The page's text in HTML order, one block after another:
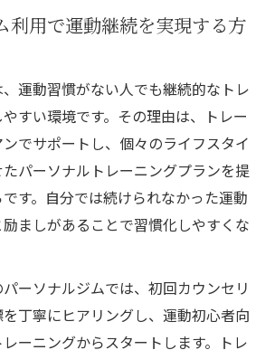
利用で運動継続を実現する方
運動習慣がない人でも継続的なトレ
すい環境です。その理由は、トレー
でサポートし、個々のライフスタイ
パーソナルトレーニングプランを提
す。自分では続けられなかった運動
ましがあることで習慣化しやすくな
ーソナルジムでは、初回カウンセリ
丁寧にヒアリングし、運動初心者向
ーニングからスタートします。トレ